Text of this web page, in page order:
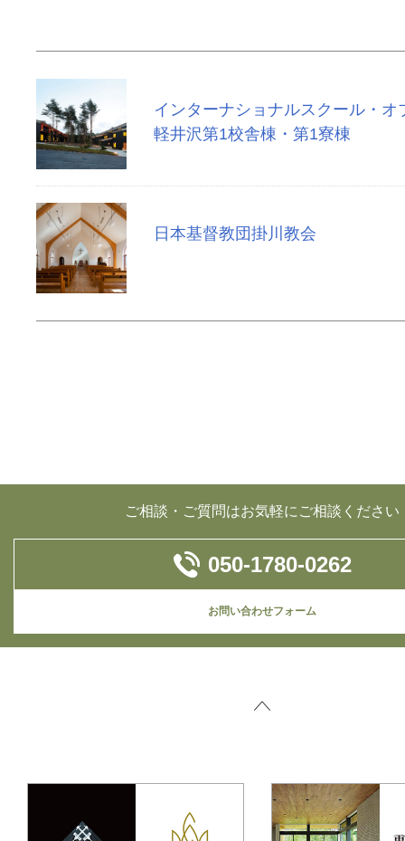
インターナショナルスクール・オ
軽井沢第1校舎棟・第1寮棟
日本基督教団掛川教会
ご相談・ご質問はお気軽にご相談ください
050-1780-0262
お問い合わせフォーム